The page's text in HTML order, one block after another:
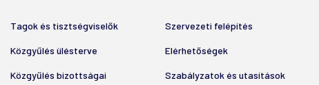
Tagok és tisztségviselők
Közgyűlés ülésterve
Közgyűlés bizottságai
Szervezeti felépítés
Elérhetőségek
Szabályzatok és utasítások